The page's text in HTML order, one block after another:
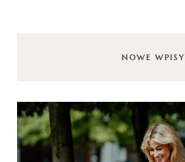
NOWE WPISY